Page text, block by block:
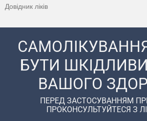
Довідник ліків
БУТИ
ВАШОГО
ПЕРЕД ЗАСТОСУВАННЯМ
ПРОКОНСУЛЬТУЙТЕСЯ З